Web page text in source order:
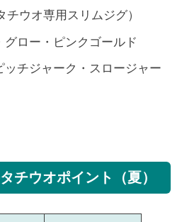
チウオ専用スリムジグ）
グロー・ピンクゴールド
ッチジャーク・スロージャー
チウオポイント（夏）